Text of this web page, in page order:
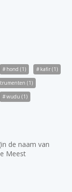
hond (1) kafir (1)
(1)
wudu (1)
de naam van
Meest